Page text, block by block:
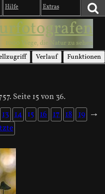
Hilfe Extras
1000 Wege, die Natur zu sehen
Verlauf Funktionen
Seite 15 von 36.
13 14 15 16 17 18 19 →